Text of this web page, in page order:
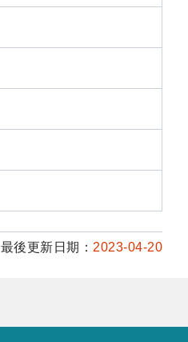
最後更新日期： 2023-04-20